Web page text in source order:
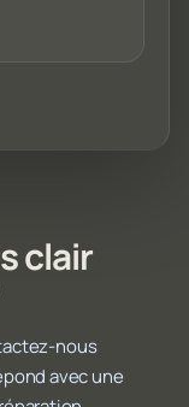
clair
nous
avec une